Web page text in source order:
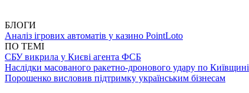
БЛОГИ
Аналіз ігрових автоматів у казино PointLoto
ПО ТЕМІ
СБУ викрила у Києві агента ФСБ
Наслідки масованого ракетно-дронового удару по Київщині
Порошенко висловив підтримку українським бізнесам